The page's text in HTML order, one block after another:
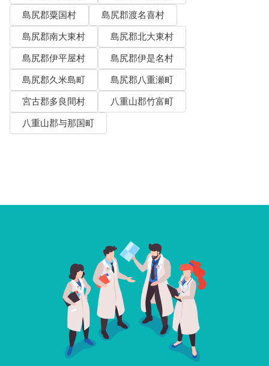
島尻郡粟国村
島尻郡渡名喜村
島尻郡南大東村
島尻郡北大東村
島尻郡伊平屋村
島尻郡伊是名村
島尻郡久米島町
島尻郡八重瀬町
宮古郡多良間村
八重山郡竹富町
八重山郡与那国町